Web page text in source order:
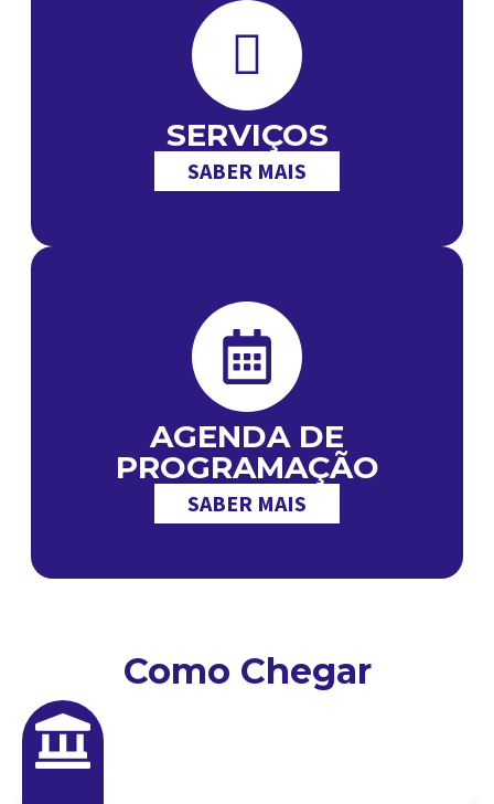
SERVIÇOS
SABER MAIS
AGENDA DE
PROGRAMAÇÃO
SABER MAIS
Como Chegar